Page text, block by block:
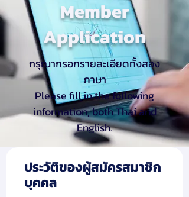
Member
Application
กรุณากรอกรายละเอียดทั้งสอง
ภาษา
Please fill in the following
information, both Thai and
English.
ประวัติของผู้สมัครสมาชิก
บุคคล